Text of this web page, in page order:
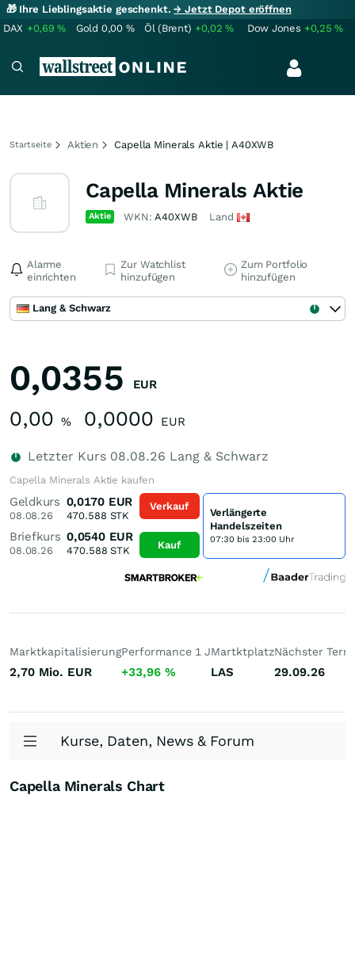
🎁 Ihre Lieblingsaktie geschenkt.→ Jetzt Depot eröffnen
DAX +0,69% Gold 0,00 % Öl (Brent) +0,02% Dow Jones +0,25%
Startseite Aktien Capella Minerals Aktie | A40XWB
Capella Minerals Aktie
Aktie WKN:A40XWB Land
Alarme
einrichten
Zur Watchlist
hinzufügen
Zum Portfolio
hinzufügen
Lang & Schwarz
0,0355 EUR
0,00 % 0,0000 EUR
Letzter Kurs 08.08.26 Lang & Schwarz
Capella Minerals Aktie kaufen
Geldkurs
08.08.26
0,0170 EUR
470.588 STK
Briefkurs
08.08.26
0,0540 EUR
470.588 STK
Verkauf
Kauf
Verlängerte
Handelszeiten
07:30 bis 23:00 Uhr
Marktkapitalisierung
2,70 Mio. EUR
Performance 1 J
+33,96 %
Martktplatz
LAS
Nächster
29.09.26
Kurse, Daten, News & Forum
Capella Minerals Chart